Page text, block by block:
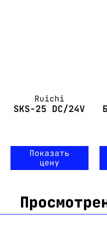
Ruichi
SKS-25 DC/24V
Показать
цену